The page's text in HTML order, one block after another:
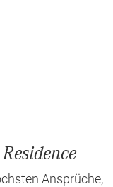
Ansprüche,